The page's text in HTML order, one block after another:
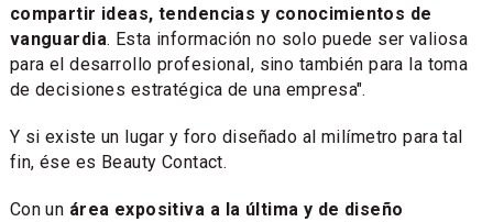
compartir ideas, tendencias y conocimientos de
vanguardia. Esta información no solo puede ser valiosa
para el desarrollo profesional, sino también para la toma
de decisiones estratégica de una empresa".
Y si existe un lugar y foro diseñado al milímetro para tal
fin, ése es Beauty Contact.
Con un área expositiva a la última y de diseño